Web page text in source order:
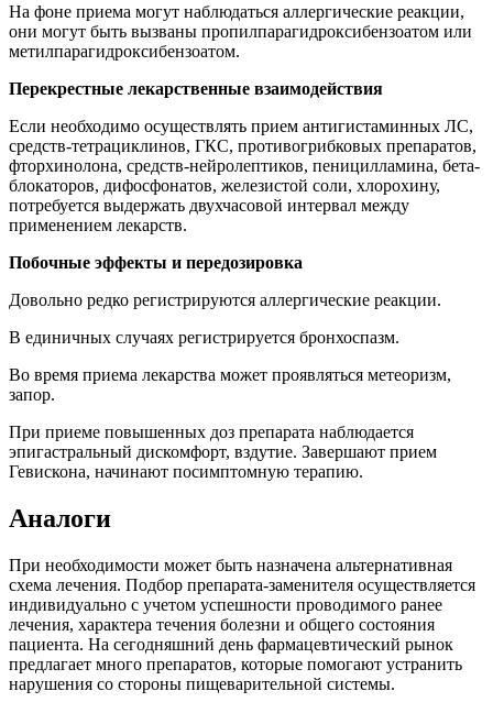
На фоне приема могут наблюдаться аллергические реакции,
они могут быть вызваны пропилпарагидроксибензоатом или
метилпарагидроксибензоатом.
Перекрестные лекарственные взаимодействия
Если необходимо осуществлять прием антигистаминных ЛС,
средств-тетрациклинов, ГКС, противогрибковых препаратов,
фторхинолона, средств-нейролептиков, пеницилламина, бета-
блокаторов, дифосфонатов, железистой соли, хлорохину,
потребуется выдержать двухчасовой интервал между
применением лекарств.
Побочные эффекты и передозировка
Довольно редко регистрируются аллергические реакции.
В единичных случаях регистрируется бронхоспазм.
Во время приема лекарства может проявляться метеоризм,
запор.
При приеме повышенных доз препарата наблюдается
эпигастральный дискомфорт, вздутие. Завершают прием
Гевискона, начинают посимптомную терапию.
Аналоги
При необходимости может быть назначена альтернативная
схема лечения. Подбор препарата-заменителя осуществляется
индивидуально с учетом успешности проводимого ранее
лечения, характера течения болезни и общего состояния
пациента. На сегодняшний день фармацевтический рынок
предлагает много препаратов, которые помогают устранить
нарушения со стороны пищеварительной системы.